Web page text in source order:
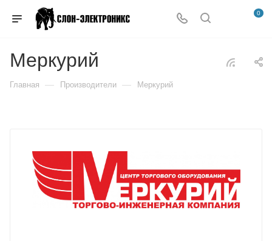
0
Меркурий
Главная — Производители — Меркурий